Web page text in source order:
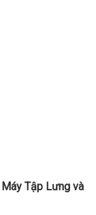
Tập Lưng và